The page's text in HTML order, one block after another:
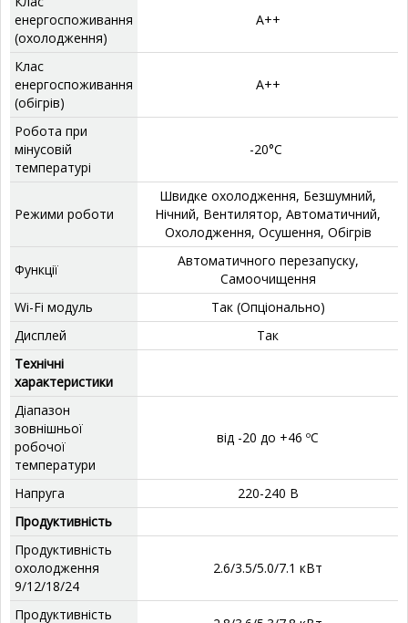
енергоспоживання
(охолодження)
А++
Клас
енергоспоживання
(обігрів)
А++
Робота при
мінусовій
температурі
-20°C
Режими роботи
‎Швидке охолодження, Безшумний,
Нічний, Вентилятор, Автоматичний,
Охолодження, Осушення, Обігрів
Функції
‎Автоматичного перезапуску,
Самоочищення
Wi-Fi модуль
Так (Опціонально)
Дисплей
‎Так
Технічні
характеристики
Діапазон
зовнішньої
робочої
температури
від -20 до +46 ºС
Напруга
220-240 В
Продуктивність
Продуктивність
охолодження
9/12/18/24
2.6/3.5/5.0/7.1 кВт
Продуктивність